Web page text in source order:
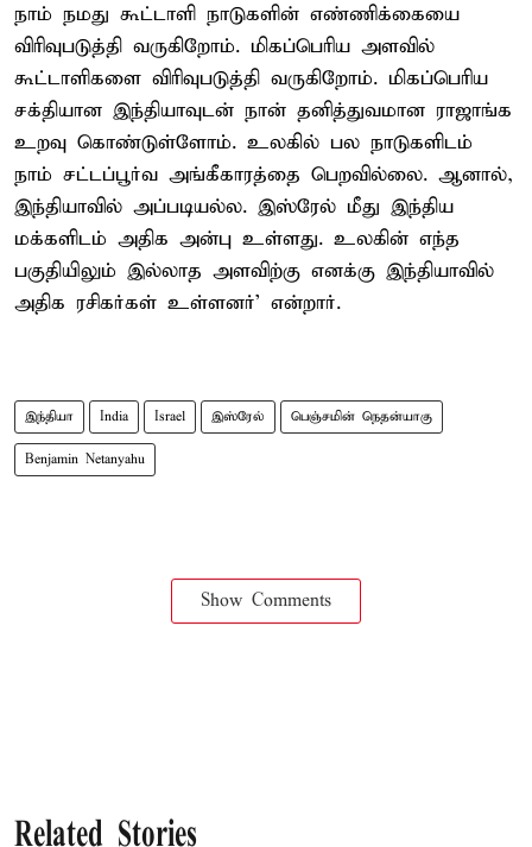
நாம் நமது கூட்டாளி நாடுகளின் எண்ணிக்கையை
விரிவுபடுத்தி வருகிறோம். மிகப்பெரிய அளவில்
கூட்டாளிகளை விரிவுபடுத்தி வருகிறோம். மிகப்பெரிய
சக்தியான இந்தியாவுடன் நான் தனித்துவமான ராஜாங்க
உறவு கொண்டுள்ளோம். உலகில் பல நாடுகளிடம்
நாம் சட்டப்பூர்வ அங்கீகாரத்தை பெறவில்லை. ஆனால்,
இந்தியாவில் அப்படியல்ல. இஸ்ரேல் மீது இந்திய
மக்களிடம் அதிக அன்பு உள்ளது. உலகின் எந்த
பகுதியிலும் இல்லாத அளவிற்கு எனக்கு இந்தியாவில்
அதிக ரசிகர்கள் உள்ளனர்’ என்றார்.
இந்தியா India Israel இஸ்ரேல் பெஞ்சமின் நெதன்யாகு
Benjamin Netanyahu
Show Comments
Related Stories